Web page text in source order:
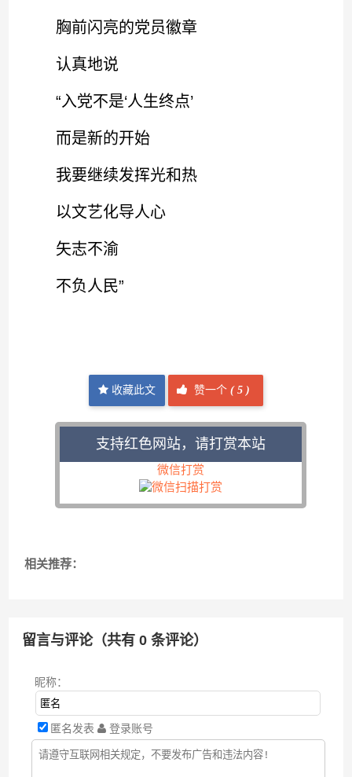
胸前闪亮的党员徽章
认真地说
“入党不是‘人生终点’
而是新的开始
我要继续发挥光和热
以文艺化导人心
矢志不渝
不负人民”
收藏此文 赞一个 (5 )
支持红色网站，请打赏本站
微信打赏
相关推荐：
留言与评论（共有0 条评论）
昵称：
匿名发表 登录账号